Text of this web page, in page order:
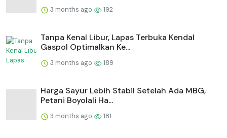
3 months ago 192
Tanpa Kenal Libur, Lapas Terbuka Kendal
Gaspol Optimalkan Ke...
3 months ago 189
Harga Sayur Lebih Stabil Setelah Ada MBG,
Petani Boyolali Ha...
3 months ago 181